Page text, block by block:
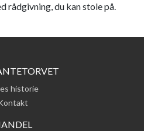
rådgivning, du kan stole på.
historie